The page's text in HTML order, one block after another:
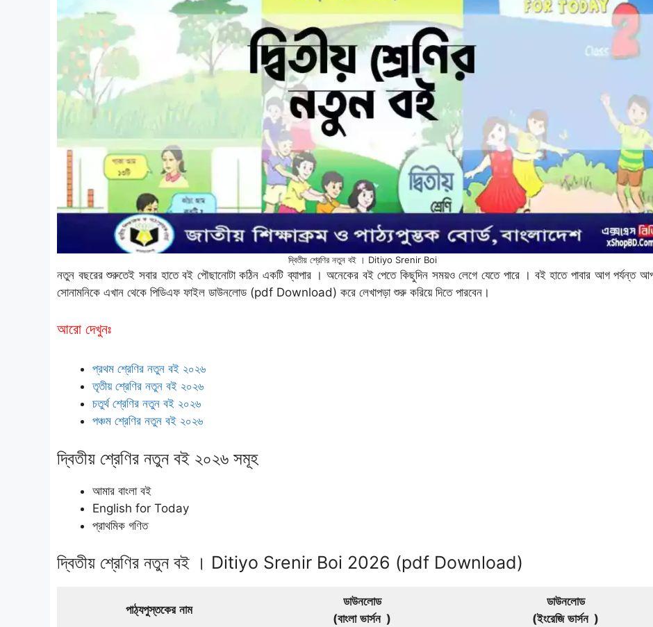
দ্বিতীয় শ্রেণির নতুন বই । Ditiyo Srenir Boi
নতুন বছরের শুরুতেই সবার হাতে বই পৌছানোটা কঠিন একটি ব্যাপার । অনেকের বই পেতে কিছুদিন সময়ও লেগে যেতে পারে । বই হাতে পাবার আগ পর্যন্ত
সোনামনিকে এখান থেকে পিডিএফ ফাইল ডাউনলোড (pdf Download) করে লেখাপড়া শুরু করিয়ে দিতে পারবেন।
আরো দেখুনঃ
প্রথম শ্রেণির নতুন বই ২০২৬
তৃতীয় শ্রেণির নতুন বই ২০২৬
চতুর্থ শ্রেণির নতুন বই ২০২৬
পঞ্চম শ্রেণির নতুন বই ২০২৬
দ্বিতীয় শ্রেণির নতুন বই ২০২৬ সমূহ
আমার বাংলা বই
English for Today
প্রাথমিক গণিত
দ্বিতীয় শ্রেণির নতুন বই । Ditiyo Srenir Boi 2026 (pdf Download)
পাঠ্যপুস্তকের নাম
ডাউনলোড
(বাংলা ভার্সন )
ডাউনলোড
(ইংরেজি ভার্সন )